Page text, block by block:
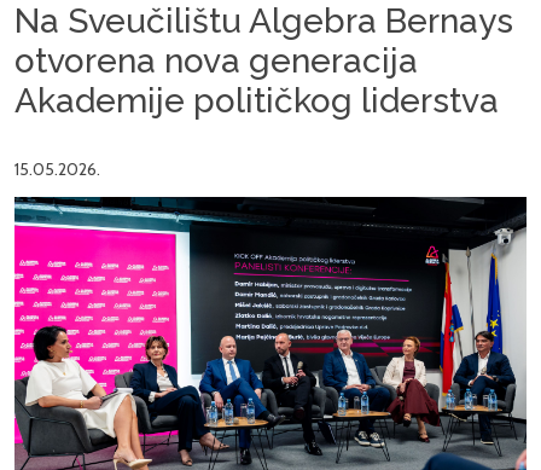
Na Sveučilištu Algebra Bernays
otvorena nova generacija
Akademije političkog liderstva
15.05.2026.